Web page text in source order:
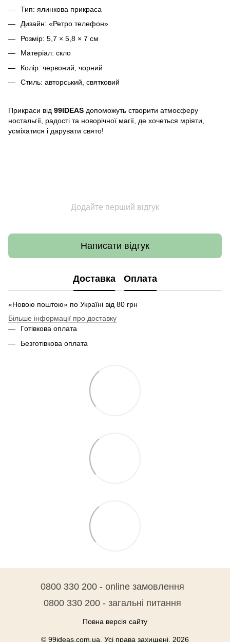
Тип: ялинкова прикраса
Дизайн: «Ретро телефон»
Розмір: 5,7 × 5,8 × 7 см
Матеріал: скло
Колір: червоний, чорний
Стиль: авторський, святковий
Прикраси від 99IDEAS допоможуть створити атмосферу
ностальгії, радості та новорічної магії, де хочеться мріяти,
усміхатися і дарувати свято!
Додайте перший відгук
Написати відгук
Доставка Оплата
«Новою поштою» по Україні від 80 грн
Більше інформації про доставку
Готівкова оплата
Безготівкова оплата
0800 330 200 - online замовлення
0800 330 200 - загальні питання
Повна версія сайту
© 99ideas.com.ua. Усі права захищені. 2026